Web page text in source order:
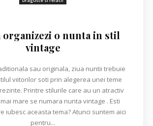
organizezi o nunta in stil
vintage
sau originala, ziua nuntii trebuie
viitorilor soti prin alegerea unei teme
Printre stilurile care au un atractiv
mare se numara nunta vintage . Esti
iubesc aceasta tema? Atunci suntem aici
pentru...